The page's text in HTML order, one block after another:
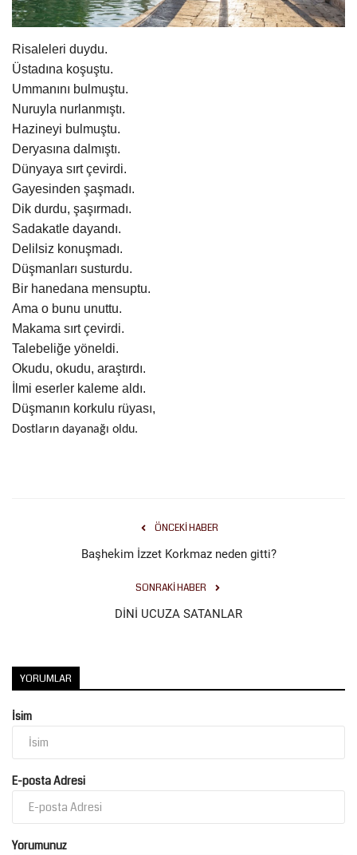
Gündem
Tekno Bilim
Ekonomi
Siyaset
Galeriler
Yaşam
Künye
Sağlık
İletişim
Kültür Sanat
Risaleleri duydu.
Üstadına koşuştu.
Ummanını bulmuştu.
Nuruyla nurlanmıştı.
Hazineyi bulmuştu.
Deryasına dalmıştı.
Dünyaya sırt çevirdi.
Gayesinden şaşmadı.
Dik durdu, şaşırmadı.
Sadakatle dayandı.
Delilsiz konuşmadı.
Düşmanları susturdu.
Bir hanedana mensuptu.
Ama o bunu unuttu.
Makama sırt çevirdi.
Talebeliğe yöneldi.
Okudu, okudu, araştırdı.
İlmi eserler kaleme aldı.
Düşmanın korkulu rüyası,
Dostların dayanağı oldu.
ÖNCEKI HABER
Başhekim İzzet Korkmaz neden gitti?
SONRAKI HABER
DİNİ UCUZA SATANLAR
YORUMLAR
İsim
E-posta Adresi
Yorumunuz